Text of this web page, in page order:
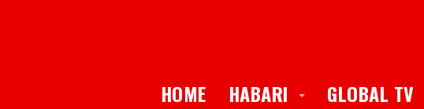
HOME HABARI Toggle Dropdown
GLOBAL TV